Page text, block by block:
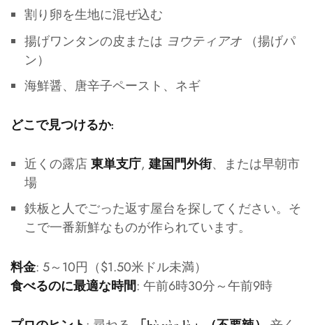
割り卵を生地に混ぜ込む
揚げワンタンの皮または ヨウティアオ（揚げパ
ン）
海鮮醤、唐辛子ペースト、ネギ
どこで見つけるか:
近くの露店 東単支庁,建国門外街、または早朝市
場
鉄板と人でごった返す屋台を探してください。そ
こで一番新鮮なものが作られています。
料金: 5～10円（$1.50米ドル未満）
食べるのに最適な時間: 午前6時30分～午前9時